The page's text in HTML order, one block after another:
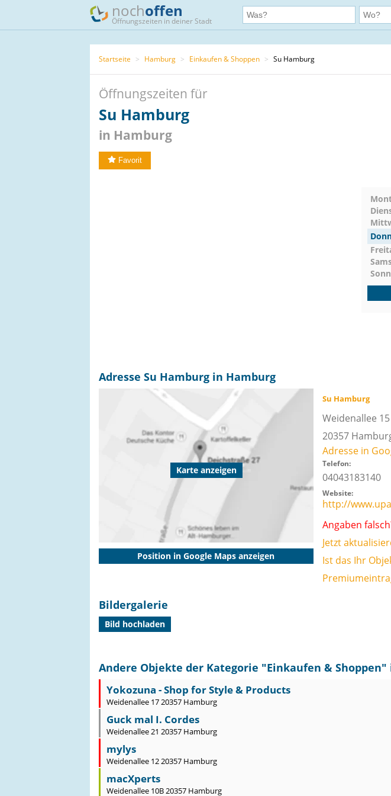
nochoffen
Öffnungszeiten in deiner Stadt
Startseite > Hamburg > Einkaufen & Shoppen > Su Hamburg
Öffnungszeiten für
Su Hamburg
in Hamburg
Favorit
Adresse Su Hamburg in Hamburg
Karte anzeigen
Position in Google Maps anzeigen
Su Hamburg
Weidenallee 15
20357
Adresse in
Telefon:
04043183140
Website:
http://
Angaben
Jetzt
Ist das Ihr
Bildergalerie
Bild hochladen
Andere Objekte der Kategorie "Einkaufen & Shoppen"
Yokozuna - Shop for Style & Products
Weidenallee 17 20357 Hamburg
Guck mal I. Cordes
Weidenallee 21 20357 Hamburg
mylys
Weidenallee 12 20357 Hamburg
macXperts
Weidenallee 10B 20357 Hamburg